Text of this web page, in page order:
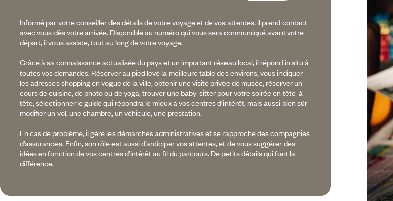
Informé par votre conseiller des détails de votre voyage et de vos attentes, il prend contact
avec vous dès votre arrivée. Disponible au numéro qui vous sera communiqué avant votre
départ, il vous assiste, tout au long de votre voyage.
Grâce à sa connaissance actualisée du pays et un important réseau local, il répond in situ à
toutes vos demandes. Réserver au pied levé la meilleure table des environs, vous indiquer
les adresses shopping en vogue de la ville, obtenir une visite privée de musée, réserver un
cours de cuisine, de photo ou de yoga, trouver une baby-sitter pour votre soirée en tête-à-
tête, sélectionner le guide qui répondra le mieux à vos centres d’intérêt, mais aussi bien sûr
modifier un vol, une chambre, un véhicule, une prestation.
En cas de problème, il gère les démarches administratives et se rapproche des compagnies
d’assurances. Enfin, son rôle est aussi d’anticiper vos attentes, et de vous suggérer des
idées en fonction de vos centres d’intérêt au fil du parcours. De petits détails qui font la
différence.